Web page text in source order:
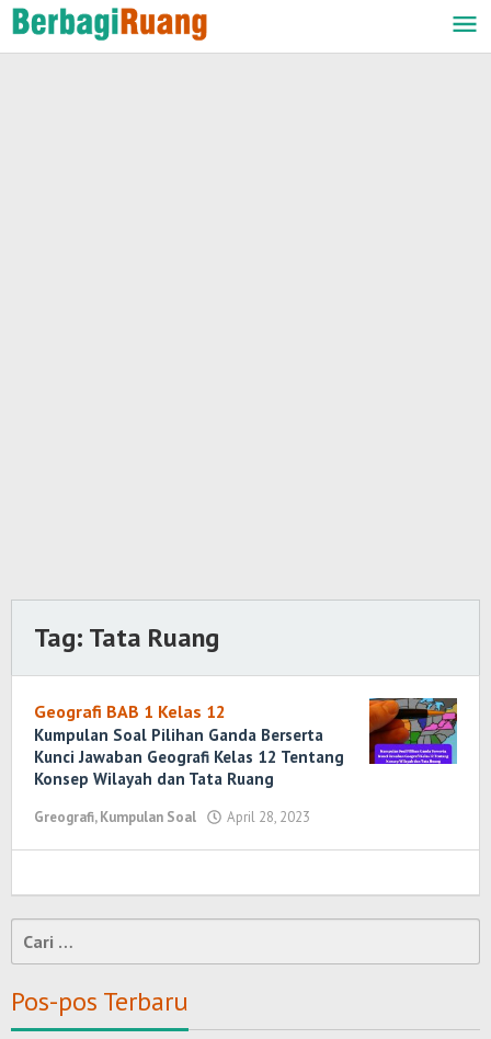
Lewati
ke
Tag: Tata Ruang
Geografi BAB 1 Kelas 12
Kumpulan Soal Pilihan Ganda Berserta
Kunci Jawaban Geografi Kelas 12 Tentang
Konsep Wilayah dan Tata Ruang
Greografi,Kumpulan Soal April 28, 2023
Cari
untuk:
Pos-pos Terbaru